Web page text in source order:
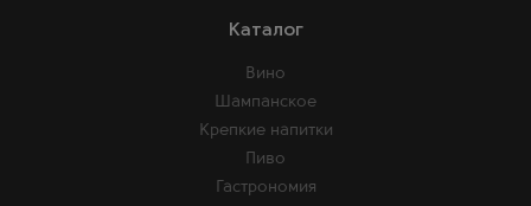
Каталог
Вино
Шампанское
Крепкие напитки
Пиво
Гастрономия